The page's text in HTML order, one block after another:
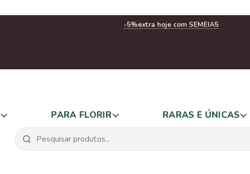
-5%extra hoje com SEMEIA5
PARA FLORIR RARAS E ÚNICAS